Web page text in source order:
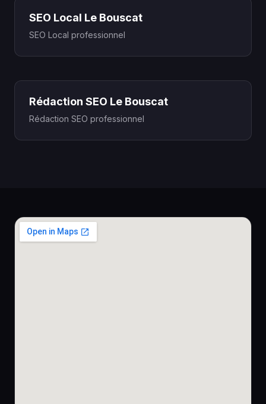
SEO Local Le Bouscat
SEO Local professionnel
Rédaction SEO Le Bouscat
Rédaction SEO professionnel